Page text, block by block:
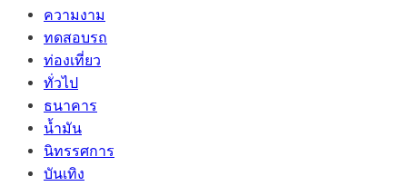
ความงาม
ทดสอบรถ
ท่องเที่ยว
ทั่วไป
ธนาคาร
น้ำมัน
นิทรรศการ
บันเทิง